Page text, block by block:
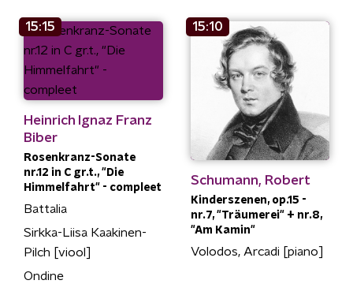
15:15
Heinrich Ignaz Franz
Biber
Rosenkranz-Sonate
nr.12 in C gr.t., "Die
Himmelfahrt" - compleet
Battalia
Sirkka-Liisa Kaakinen-
Pilch [viool]
Ondine
15:10
Schumann, Robert
Kinderszenen, op.15 -
nr.7, "Träumerei" + nr.8,
"Am Kamin"
Volodos, Arcadi [piano]